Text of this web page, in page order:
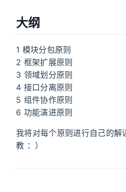
大纲
1 模块分包原则
2 框架扩展原则
3 领域划分原则
4 接口分离原则
5 组件协作原则
6 功能演进原则
我将对每个原则进行自己的解
教 ：）